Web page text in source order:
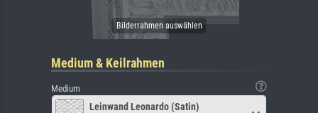
Medium & Keilrahmen
Medium
Leinwand Leonardo (Satin)